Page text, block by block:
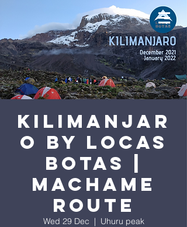
KILIMANJAR
O by LOCAS
BOTAS |
MACHAME
ROUTE
Wed 29 Dec
  |
Uhuru peak